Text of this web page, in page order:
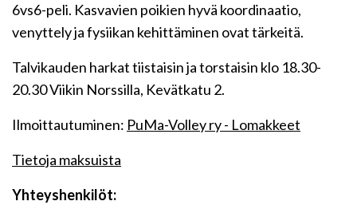
6vs6-peli. Kasvavien poikien hyvä koordinaatio,
venyttely ja fysiikan kehittäminen ovat tärkeitä.
Talvikauden harkat tiistaisin ja torstaisin klo 18.30-
20.30 Viikin Norssilla, Kevätkatu 2.
Ilmoittautuminen: PuMa-Volley ry - Lomakkeet
Tietoja maksuista
Yhteyshenkilöt: